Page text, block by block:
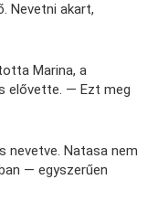
Nevetni akart,
Marina, a
elővette. — Ezt meg
nevetve. Natasa nem
— egyszerűen